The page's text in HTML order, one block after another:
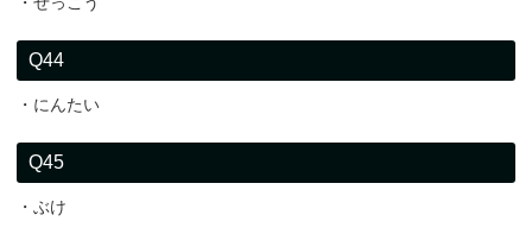
Q44
・にんたい
Q45
・ぶけ